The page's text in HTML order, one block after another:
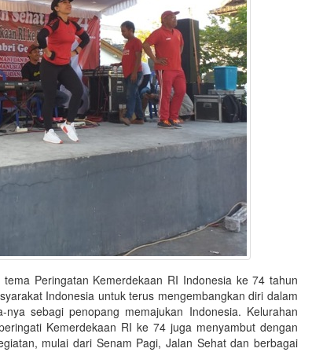
Peringatan Kemerdekaan RI Indonesia ke 74 tahun
Indonesia untuk terus mengembangkan diri dalam
sebagi penopang memajukan Indonesia. Kelurahan
Kemerdekaan RI ke 74 juga menyambut dengan
mulai dari Senam Pagi, Jalan Sehat dan berbagai